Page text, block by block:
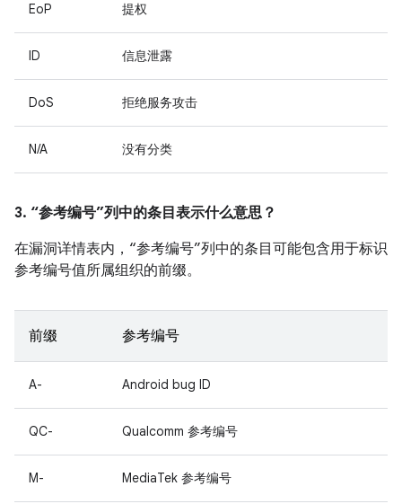
EoP 提权
ID 信息泄露
DoS 拒绝服务攻击
N/A 没有分类
3. “参考编号”列中的条目表示什么意思？
在漏洞详情表内，“参考编号”列中的条目可能包含用于标识
参考编号值所属组织的前缀。
前缀 参考编号
A- Android bug ID
QC- Qualcomm 参考编号
M- MediaTek 参考编号